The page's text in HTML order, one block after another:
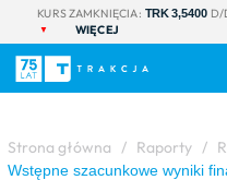
KURS ZAMKNIĘCIA: TRK 3,5400 D/
WIĘCEJ
Strona główna / Raporty /
Wstępne szacunkowe wyniki